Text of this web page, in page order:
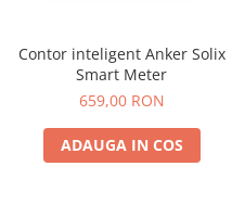
Anker
Toate generatoarele
Contor inteligent Anker Solix
Smart Meter
659,00 RON
ADAUGA IN COS